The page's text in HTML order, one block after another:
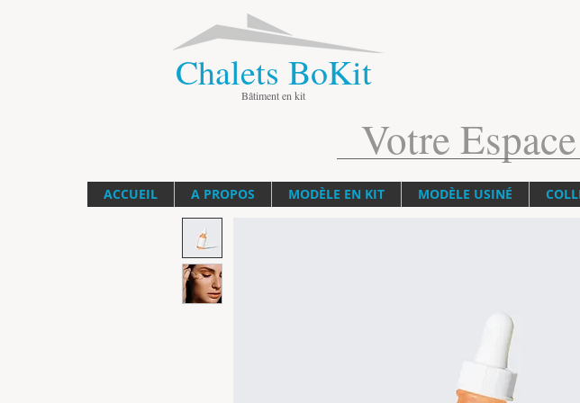
Chalets BoKit
Bâtiment en kit
Votre
ACCUEIL A PROPOS MODÈLE EN KIT MODÈLE USINÉ